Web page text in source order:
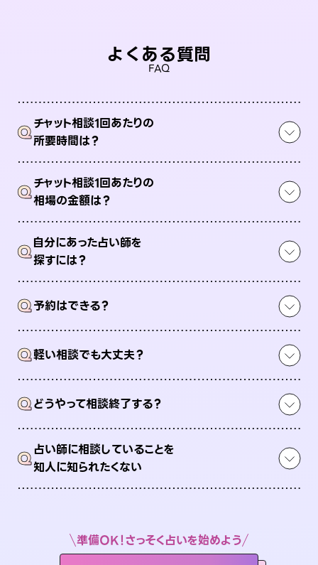
よくある質問
FAQ
Qチャット相談1回あたりの
所要時間は？
Qチャット相談1回あたりの
相場の金額は？
Q自分にあった占い師を
探すには？
Q予約はできる？
Q軽い相談でも大丈夫？
Qどうやって相談終了する？
Q占い師に相談していることを
知人に知られたくない
準備OK！さっそく占いを始めよう